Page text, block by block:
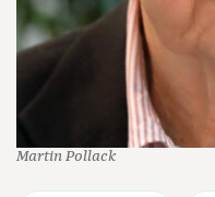
Martin Pollack